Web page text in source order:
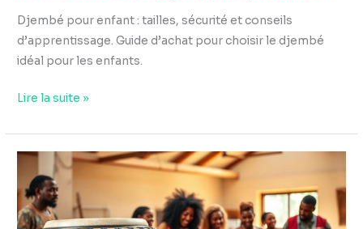
Djembé pour enfant : tailles, sécurité et conseils
d’apprentissage. Guide d’achat pour choisir le djembé
idéal pour les enfants.
Lire la suite »
Djembé
africain
vs
djembé